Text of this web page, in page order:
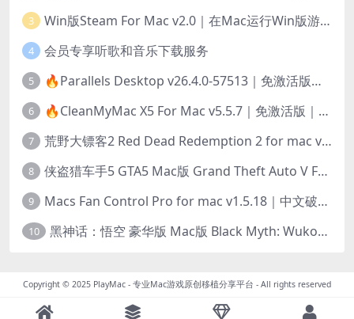
3 Win版Steam For Mac v2.0｜在Mac运行Win版游戏！｜升级GPTK4.0支持！
4 会员专享听歌和音乐下载服务
5 🔥Parallels Desktop v26.4.0-57513｜免激活版｜在Mac上安装Windows/Linux等系统[赠Windows激活]
6 🔥CleanMyMac X5 For Mac v5.5.7｜免激活版｜macOS系统优化/清理神器
7 荒野大镖客2 Red Dead Redemption 2 for mac v1436.28｜中文移植版｜最好玩的开放世界游戏
8 侠盗猎车手5 GTA5 Mac版 Grand Theft Auto V For Mac｜中文破解版
9 Macs Fan Control Pro for mac v1.5.18｜中文破解版｜风扇监控与控制工具
10 黑神话：悟空 豪华版 Mac版 Black Myth: Wukong For Mac v1.0.21.23831｜国语中文移植版｜仅限终身VIP交流学习｜含Mac+Win版
Copyright © 2025 PlayMac - 专业Mac游戏原创移植分享平台 - All rights reserved